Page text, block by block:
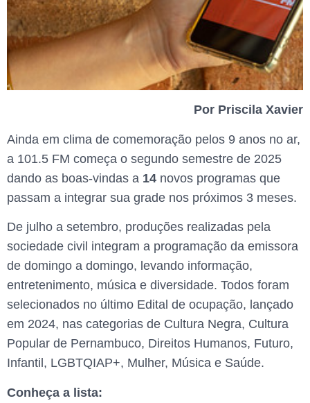
Por Priscila Xavier
Ainda em clima de comemoração pelos 9 anos no ar,
a 101.5 FM começa o segundo semestre de 2025
dando as boas-vindas a 14 novos programas que
passam a integrar sua grade nos próximos 3 meses.
De julho a setembro, produções realizadas pela
sociedade civil integram a programação da emissora
de domingo a domingo, levando informação,
entretenimento, música e diversidade. Todos foram
selecionados no último Edital de ocupação, lançado
em 2024, nas categorias de Cultura Negra, Cultura
Popular de Pernambuco, Direitos Humanos, Futuro,
Infantil, LGBTQIAP+, Mulher, Música e Saúde.
Conheça a lista: